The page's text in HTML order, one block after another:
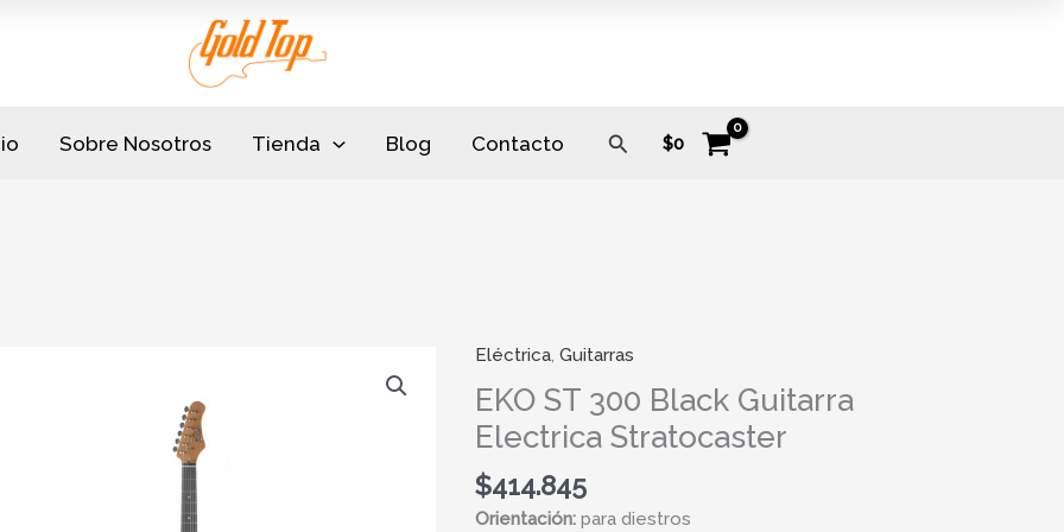
Sobre Nosotros Tienda Blog Contacto Buscar
$0
Eléctrica ,Guitarras
EKO ST 300 Black Guitarra
Electrica Stratocaster
$414.845
Orientación: para diestros
EKO
ST
300
Black
Guitarra
Electrica